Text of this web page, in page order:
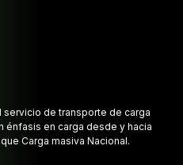
de transporte de carga
énfasis en carga desde y hacia
Carga masiva Nacional.